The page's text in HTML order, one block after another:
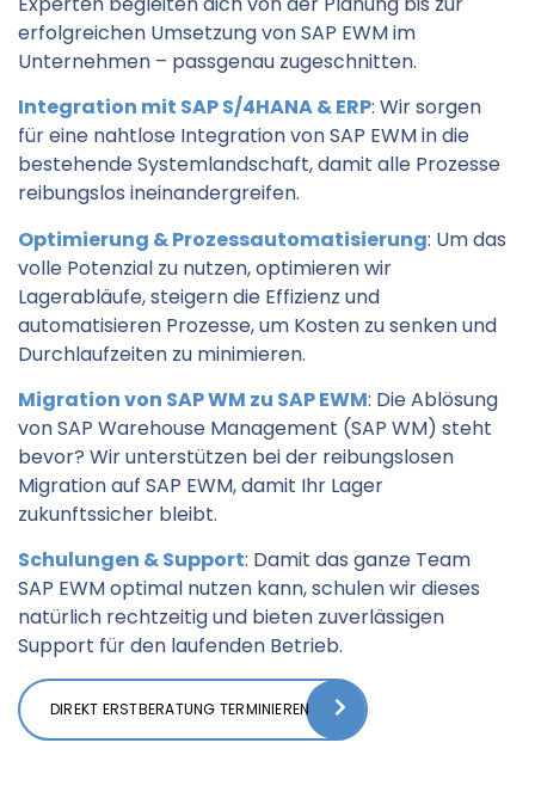
erfolgreichen Umsetzung von SAP EWM im
Unternehmen – passgenau zugeschnitten.
Integration mit SAP S/4HANA & ERP: Wir sorgen
für eine nahtlose Integration von SAP EWM in die
bestehende Systemlandschaft, damit alle Prozesse
reibungslos ineinandergreifen.
Optimierung & Prozessautomatisierung: Um das
volle Potenzial zu nutzen, optimieren wir
Lagerabläufe, steigern die Effizienz und
automatisieren Prozesse, um Kosten zu senken und
Durchlaufzeiten zu minimieren.
Migration von SAP WM zu SAP EWM: Die Ablösung
von SAP Warehouse Management (SAP WM) steht
bevor? Wir unterstützen bei der reibungslosen
Migration auf SAP EWM, damit Ihr Lager
zukunftssicher bleibt.
Schulungen & Support: Damit das ganze Team
SAP EWM optimal nutzen kann, schulen wir dieses
natürlich rechtzeitig und bieten zuverlässigen
Support für den laufenden Betrieb.
DIREKT ERSTBERATUNG TERMINIEREN